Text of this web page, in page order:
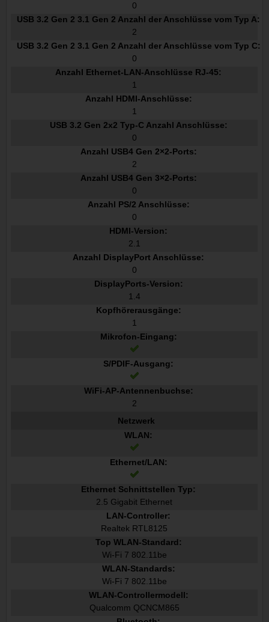
0
USB 3.2 Gen 2 3.1 Gen 2 Anzahl der Anschlüsse vom Typ A:
2
USB 3.2 Gen 2 3.1 Gen 2 Anzahl der Anschlüsse vom Typ C:
0
Anzahl Ethernet-LAN-Anschlüsse RJ-45:
1
Anzahl HDMI-Anschlüsse:
1
USB 3.2 Gen 2x2 Typ-C Anzahl Anschlüsse:
0
Anzahl USB4 Gen 2×2-Ports:
2
Anzahl USB4 Gen 3×2-Ports:
0
Anzahl PS/2 Anschlüsse:
0
HDMI-Version:
2.1
Anzahl DisplayPort Anschlüsse:
0
DisplayPorts-Version:
1.4
Kopfhörerausgänge:
1
Mikrofon-Eingang:
S/PDIF-Ausgang:
WiFi-AP-Antennenbuchse:
2
Netzwerk
WLAN:
Ethernet/LAN:
Ethernet Schnittstellen Typ:
2.5 Gigabit Ethernet
LAN-Controller:
Realtek RTL8125
Top WLAN-Standard:
Wi-Fi 7 802.11be
WLAN-Standards:
Wi-Fi 7 802.11be
WLAN-Controllermodell:
Qualcomm QCNCM865